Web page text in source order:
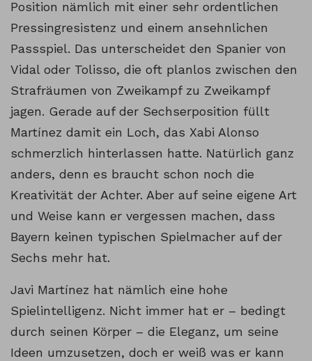
Position nämlich mit einer sehr ordentlichen
Pressingresistenz und einem ansehnlichen
Passspiel. Das unterscheidet den Spanier von
Vidal oder Tolisso, die oft planlos zwischen den
Strafräumen von Zweikampf zu Zweikampf
jagen. Gerade auf der Sechserposition füllt
Martínez damit ein Loch, das Xabi Alonso
schmerzlich hinterlassen hatte. Natürlich ganz
anders, denn es braucht schon noch die
Kreativität der Achter. Aber auf seine eigene Art
und Weise kann er vergessen machen, dass
Bayern keinen typischen Spielmacher auf der
Sechs mehr hat.
Javi Martínez hat nämlich eine hohe
Spielintelligenz. Nicht immer hat er – bedingt
durch seinen Körper – die Eleganz, um seine
Ideen umzusetzen, doch er weiß was er kann